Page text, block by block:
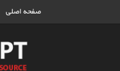
صفحه اصلی